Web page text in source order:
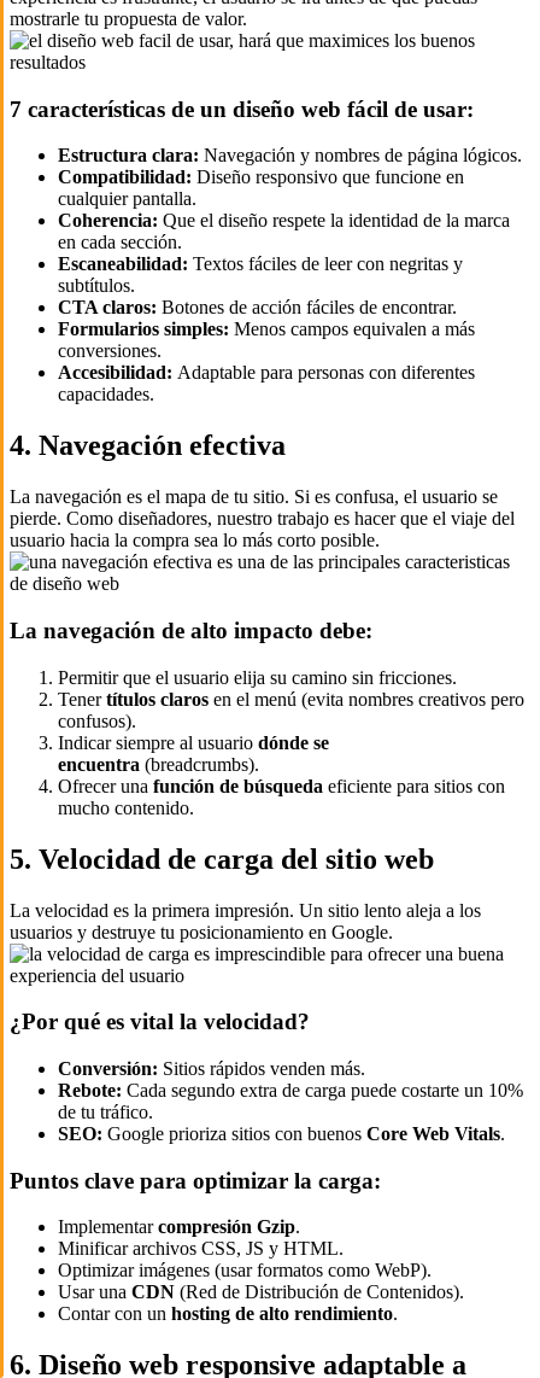
mostrarle tu propuesta de valor.
7 características de un diseño web fácil de usar:
Estructura clara: Navegación y nombres de página lógicos.
Compatibilidad: Diseño responsivo que funcione en
cualquier pantalla.
Coherencia: Que el diseño respete la identidad de la marca
en cada sección.
Escaneabilidad: Textos fáciles de leer con negritas y
subtítulos.
CTA claros: Botones de acción fáciles de encontrar.
Formularios simples: Menos campos equivalen a más
conversiones.
Accesibilidad: Adaptable para personas con diferentes
capacidades.
4. Navegación efectiva
La navegación es el mapa de tu sitio. Si es confusa, el usuario se
pierde. Como diseñadores, nuestro trabajo es hacer que el viaje del
usuario hacia la compra sea lo más corto posible.
La navegación de alto impacto debe:
Permitir que el usuario elija su camino sin fricciones.
Tenertítulos claros en el menú (evita nombres creativos pero
confusos).
Indicar siempre al usuario dónde se
encuentra (breadcrumbs).
Ofrecer una función de búsqueda eficiente para sitios con
mucho contenido.
5. Velocidad de carga del sitio web
La velocidad es la primera impresión. Un sitio lento aleja a los
usuarios y destruye tu posicionamiento en Google.
¿Por qué es vital la velocidad?
Conversión: Sitios rápidos venden más.
Rebote: Cada segundo extra de carga puede costarte un 10%
de tu tráfico.
SEO: Google prioriza sitios con buenos Core Web Vitals.
Puntos clave para optimizar la carga:
Implementarcompresión Gzip.
Minificar archivos CSS, JS y HTML.
Optimizar imágenes (usar formatos como WebP).
Usar una CDN (Red de Distribución de Contenidos).
Contar con un hosting de alto rendimiento.
6. Diseño web responsive adaptable a